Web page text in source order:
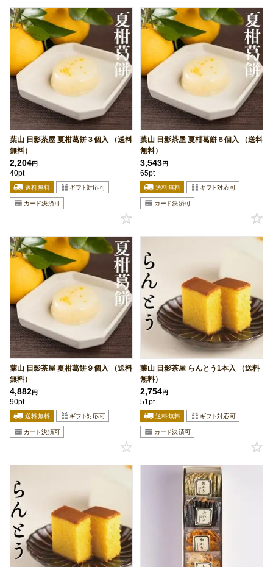
葉山 日影茶屋 夏柑葛餅３個入 （送料
無料）
2,204円
40pt
葉山 日影茶屋 夏柑葛餅６個入 （送料
無料）
3,543円
65pt
葉山 日影茶屋 夏柑葛餅９個入 （送料
無料）
4,882円
90pt
葉山 日影茶屋 らんとう1本入 （送料
無料）
2,754円
51pt